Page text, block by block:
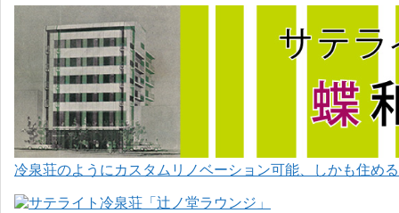
冷泉荘のようにカスタムリノベーション可能、しかも住め